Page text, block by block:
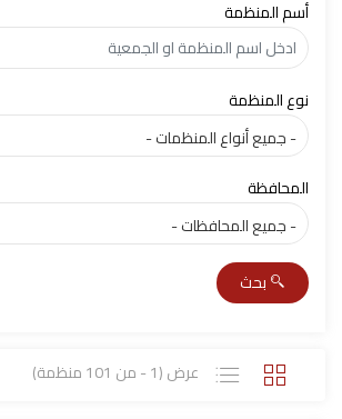
أسم المنظمة
نوع المنظمة
المحافظة
بحث
عرض (1 - من 101 منظمة)